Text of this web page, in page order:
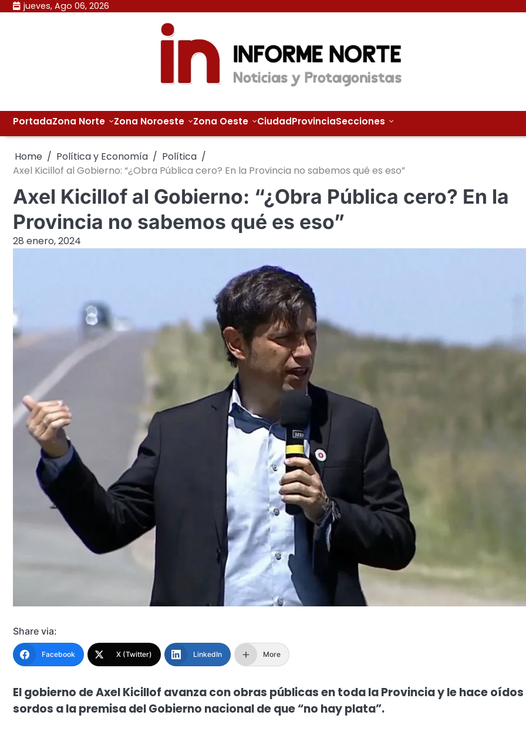
Skip jueves, Ago 06, 2026
PortadaZona Norte Zona Noroeste Zona Oeste CiudadProvinciaSecciones
Home Política y Economía
Política
Axel Kicillof al Gobierno: “¿Obra Pública cero? En la Provincia no sabemos qué es eso”
Axel Kicillof al Gobierno: “¿Obra Pública cero? En la
Provincia no sabemos qué es eso”
28 enero, 2024
Share via:
Facebook X (Twitter) LinkedIn More
El gobierno de Axel Kicillof avanza con obras públicas en toda la Provincia y le hace oídos
sordos a la premisa del Gobierno nacional de que “no hay plata”.